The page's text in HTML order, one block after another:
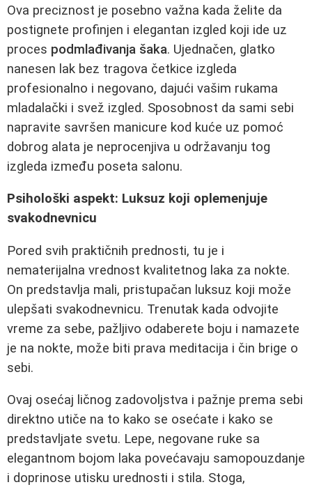
Ova preciznost je posebno važna kada želite da
postignete profinjen i elegantan izgled koji ide uz
proces podmlađivanja šaka. Ujednačen, glatko
nanesen lak bez tragova četkice izgleda
profesionalno i negovano, dajući vašim rukama
mladalački i svež izgled. Sposobnost da sami sebi
napravite savršen manicure kod kuće uz pomoć
dobrog alata je neprocenjiva u održavanju tog
izgleda između poseta salonu.
Psihološki aspekt: Luksuz koji oplemenjuje
svakodnevnicu
Pored svih praktičnih prednosti, tu je i
nematerijalna vrednost kvalitetnog laka za nokte.
On predstavlja mali, pristupačan luksuz koji može
ulepšati svakodnevnicu. Trenutak kada odvojite
vreme za sebe, pažljivo odaberete boju i namazete
je na nokte, može biti prava meditacija i čin brige o
sebi.
Ovaj osećaj ličnog zadovoljstva i pažnje prema sebi
direktno utiče na to kako se osećate i kako se
predstavljate svetu. Lepe, negovane ruke sa
elegantnom bojom laka povećavaju samopouzdanje
i doprinose utisku urednosti i stila. Stoga,